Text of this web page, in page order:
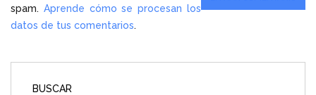
spam. Aprende cómo se procesan los
datos de tus comentarios.
BUSCAR